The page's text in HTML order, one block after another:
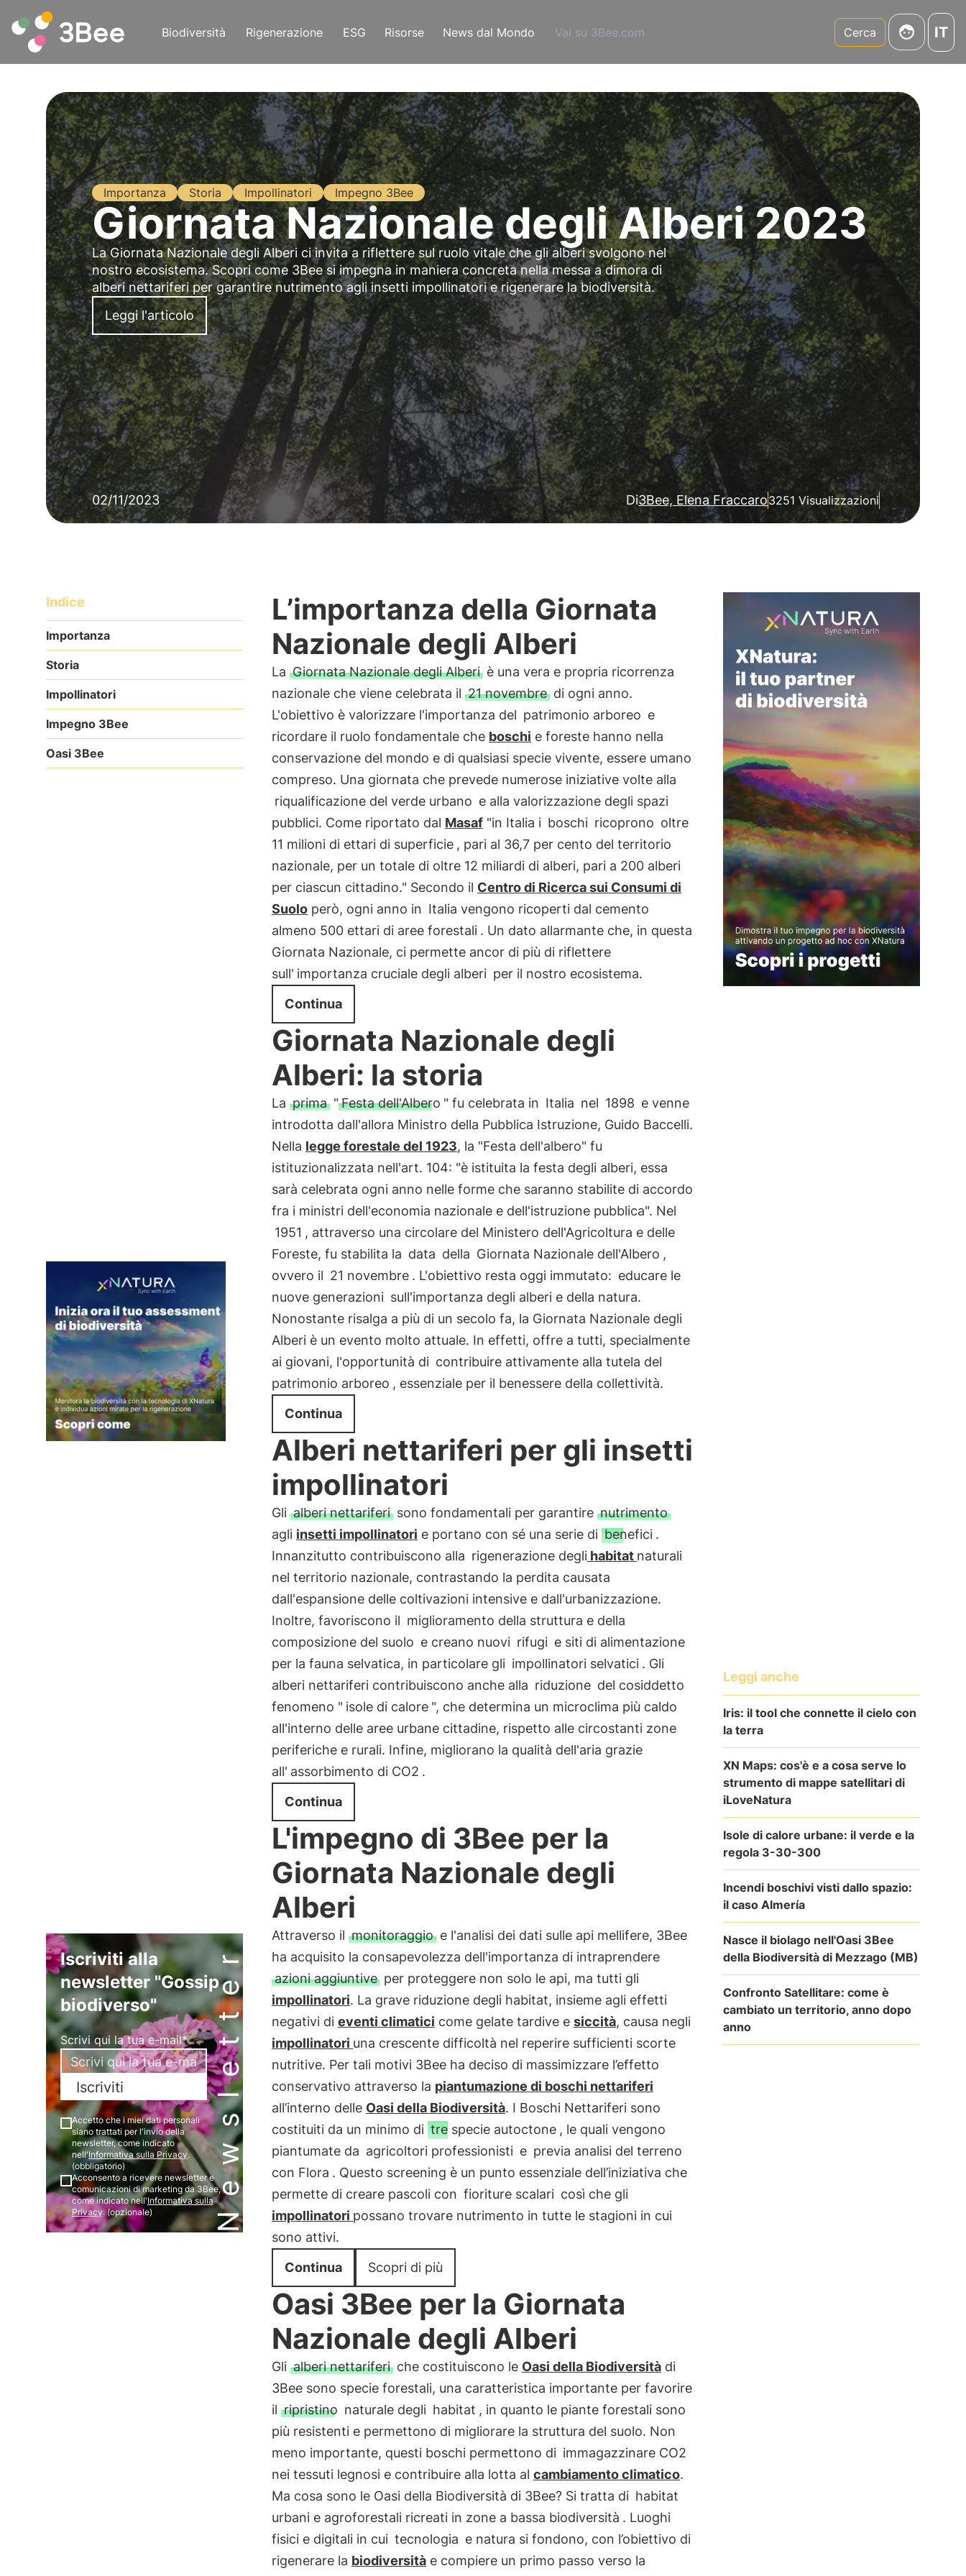
Biodiversità Rigenerazione ESG Risorse News dal Mondo Vai su 3Bee.com Cerca IT
Importanza Storia Impollinatori Impegno 3Bee
Giornata Nazionale degli Alberi 2023
La Giornata Nazionale degli Alberi ci invita a riflettere sul ruolo vitale che gli alberi svolgono nel
nostro ecosistema. Scopri come 3Bee si impegna in maniera concreta nella messa a dimora di
alberi nettariferi per garantire nutrimento agli insetti impollinatori e rigenerare la biodiversità.
Leggi l'articolo
02/11/2023 Di3Bee, Elena Fraccaro3251 Visualizzazioni
Indice
Importanza
Storia
Impollinatori
Impegno 3Bee
Oasi 3Bee
Newsletter
Iscriviti alla
newsletter "Gossip
biodiverso"
Scrivi qui la tua e-mail*
Iscriviti
Accetto che i miei dati personali
siano trattati per l'invio della
newsletter, come indicato
nell'Informativa sulla Privacy.
(obbligatorio)
Acconsento a ricevere newsletter e
comunicazioni di marketing da 3Bee,
come indicato nell'Informativa sulla
Privacy. (opzionale)
L’importanza della Giornata
Nazionale degli Alberi
La Giornata Nazionale degli Alberiè una vera e propria ricorrenza
nazionale che viene celebrata il 21 novembredi ogni anno.
L'obiettivo è valorizzare l'importanza del patrimonio arboreo e
ricordare il ruolo fondamentale che boschi e foreste hanno nella
conservazione del mondo e di qualsiasi specie vivente, essere umano
compreso. Una giornata che prevede numerose iniziative volte alla
riqualificazione del verde urbano e alla valorizzazione degli spazi
pubblici. Come riportato dal Masaf"in Italia i boschi ricoprono oltre
11 milioni di ettari di superficie , pari al 36,7 per cento del territorio
nazionale, per un totale di oltre 12 miliardi di alberi, pari a 200 alberi
per ciascun cittadino." Secondo il Centro di Ricerca sui Consumi di
Suoloperò, ogni anno in Italia vengono ricoperti dal cemento
almeno 500 ettari di aree forestali . Un dato allarmante che, in questa
Giornata Nazionale, ci permette ancor di più di riflettere
sull' importanza cruciale degli alberi per il nostro ecosistema.
Continua
Giornata Nazionale degli
Alberi: la storia
La prima" Festa dell'Albero " fu celebrata in Italia nel 1898 e venne
introdotta dall'allora Ministro della Pubblica Istruzione, Guido Baccelli.
Nella legge forestale del 1923, la "Festa dell'albero" fu
istituzionalizzata nell'art. 104: "è istituita la festa degli alberi, essa
sarà celebrata ogni anno nelle forme che saranno stabilite di accordo
fra i ministri dell'economia nazionale e dell'istruzione pubblica". Nel
1951 , attraverso una circolare del Ministero dell'Agricoltura e delle
Foreste, fu stabilita la data della Giornata Nazionale dell'Albero ,
ovvero il 21 novembre . L'obiettivo resta oggi immutato: educare le
nuove generazioni sull'importanza degli alberi e della natura.
Nonostante risalga a più di un secolo fa, la Giornata Nazionale degli
Alberi è un evento molto attuale. In effetti, offre a tutti, specialmente
ai giovani, l'opportunità di contribuire attivamente alla tutela del
patrimonio arboreo , essenziale per il benessere della collettività.
Continua
Alberi nettariferi per gli insetti
impollinatori
Gli alberi nettariferisono fondamentali per garantire nutrimento
agli insetti impollinatori e portano con sé una serie di benefici .
Innanzitutto contribuiscono alla rigenerazione deglihabitat naturali
nel territorio nazionale, contrastando la perdita causata
dall'espansione delle coltivazioni intensive e dall'urbanizzazione.
Inoltre, favoriscono il miglioramento della struttura e della
composizione del suolo e creano nuovi rifugi e siti di alimentazione
per la fauna selvatica, in particolare gli impollinatori selvatici . Gli
alberi nettariferi contribuiscono anche alla riduzione del cosiddetto
fenomeno " isole di calore ", che determina un microclima più caldo
all'interno delle aree urbane cittadine, rispetto alle circostanti zone
periferiche e rurali. Infine, migliorano la qualità dell'aria grazie
all' assorbimento di CO2 .
Continua
L'impegno di 3Bee per la
Giornata Nazionale degli
Alberi
Attraverso il monitoraggioe l'analisi dei dati sulle api mellifere, 3Bee
ha acquisito la consapevolezza dell'importanza di intraprendere
azioni aggiuntive per proteggere non solo le api, ma tutti gli
impollinatori. La grave riduzione degli habitat, insieme agli effetti
negativi di eventi climatici come gelate tardive e siccità, causa negli
impollinatori una crescente difficoltà nel reperire sufficienti scorte
nutritive. Per tali motivi 3Bee ha deciso di massimizzare l’effetto
conservativo attraverso la piantumazione di boschi nettariferi
all’interno delle Oasi della Biodiversità. I Boschi Nettariferi sono
costituiti da un minimo di tre specie autoctone , le quali vengono
piantumate da agricoltori professionisti e previa analisi del terreno
con Flora . Questo screening è un punto essenziale dell’iniziativa che
permette di creare pascoli con fioriture scalari così che gli
impollinatori possano trovare nutrimento in tutte le stagioni in cui
sono attivi.
Continua
Scopri di più
Oasi 3Bee per la Giornata
Nazionale degli Alberi
Gli alberi nettariferiche costituiscono le Oasi della Biodiversitàdi
3Bee sono specie forestali, una caratteristica importante per favorire
il ripristino naturale degli habitat , in quanto le piante forestali sono
più resistenti e permettono di migliorare la struttura del suolo. Non
meno importante, questi boschi permettono di immagazzinare CO2
nei tessuti legnosi e contribuire alla lotta al cambiamento climatico.
Ma cosa sono le Oasi della Biodiversità di 3Bee? Si tratta di habitat
urbani e agroforestali ricreati in zone a bassa biodiversità . Luoghi
fisici e digitali in cui tecnologia e natura si fondono, con l’obiettivo di
rigenerare la biodiversitàe compiere un primo passo verso la
Leggi anche
Iris: il tool che connette il cielo con
la terra
XN Maps: cos'è e a cosa serve lo
strumento di mappe satellitari di
iLoveNatura
Isole di calore urbane: il verde e la
regola 3-30-300
Incendi boschivi visti dallo spazio:
il caso Almería
Nasce il biolago nell'Oasi 3Bee
della Biodiversità di Mezzago (MB)
Confronto Satellitare: come è
cambiato un territorio, anno dopo
anno